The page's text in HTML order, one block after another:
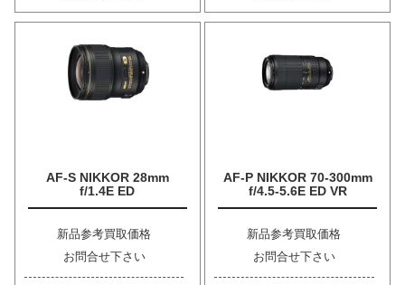
AF-S NIKKOR 28mm
f/1.4E ED
新品参考買取価格
お問合せ下さい
AF-P NIKKOR 70-300mm
f/4.5-5.6E ED VR
新品参考買取価格
お問合せ下さい